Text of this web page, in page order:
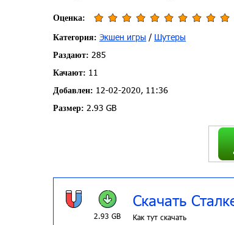
Оценка:
Категория: Экшен игры / Шутеры
Раздают: 285
Качают: 11
Добавлен: 12-02-2020, 11:36
Размер: 2.93 GB
2.93 GB
Скачать
Как тут скачать